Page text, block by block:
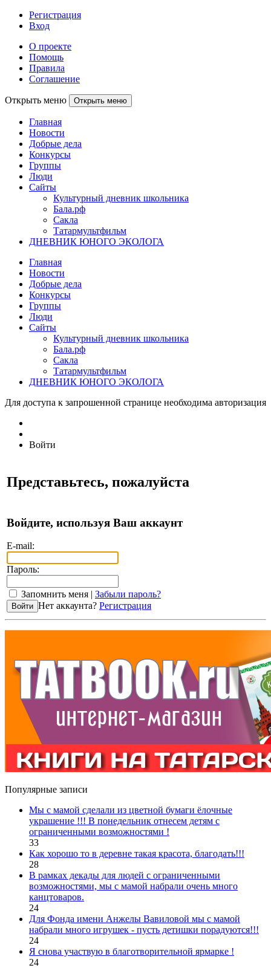
Регистрация
Вход
О проекте
Помощь
Правила
Соглашение
Открыть меню Открыть меню
Главная
Новости
Добрые дела
Конкурсы
Группы
Люди
Сайты
Культурный дневник школьника
Бала.рф
Сакла
Татармультфильм
ДНЕВНИК ЮНОГО ЭКОЛОГА
Главная
Новости
Добрые дела
Конкурсы
Группы
Люди
Сайты
Культурный дневник школьника
Бала.рф
Сакла
Татармультфильм
ДНЕВНИК ЮНОГО ЭКОЛОГА
Для доступа к запрошенной странице необходима авторизация
Войти
Представьтесь, пожалуйста
Войдите, используя Ваш аккаунт
E-mail:
Пароль:
Запомнить меня | Забыли пароль?
Нет аккаунта? Регистрация
Популярные записи
Мы с мамой сделали из цветной бумаги ёлочные
украшение !!! В понедельник отнесем детям с
ограниченными возможностями !
33
Как хорошо то в деревне такая красота, благодать!!!
28
В рамках декады для людей с ограниченными
возможностями, мы с мамой набрали очень много
канцтоваров.
24
Для Фонда имени Анжелы Вавиловой мы с мамой
набрали много игрушек - пусть детишки порадуются!!!
24
Я снова участвую в благотворительной ярмарке !
24